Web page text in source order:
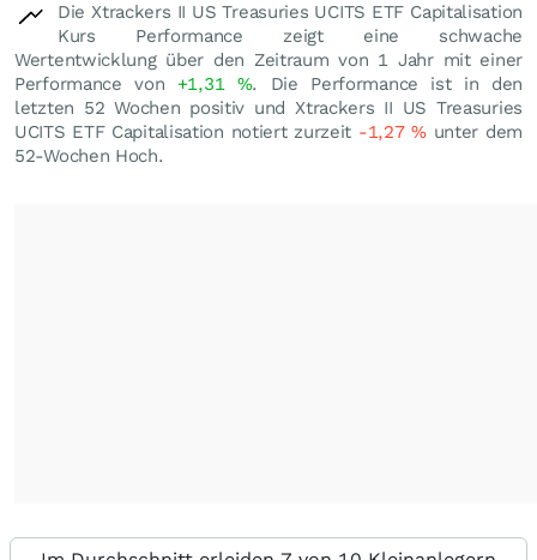
Die Xtrackers II US Treasuries UCITS ETF Capitalisation
Kurs Performance zeigt eine schwache
Wertentwicklung über den Zeitraum von 1 Jahr mit einer
Performance von +1,31 %. Die Performance ist in den
letzten 52 Wochen positiv und Xtrackers II US Treasuries
UCITS ETF Capitalisation notiert zurzeit -1,27%unter dem
52-Wochen Hoch.